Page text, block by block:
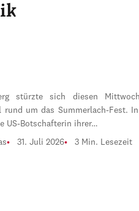
stürzte sich diesen
rund um das Summerlach-Fest. In
US-Botschafterin ihrer…
31. Juli 2026 3 Min. Lesezeit